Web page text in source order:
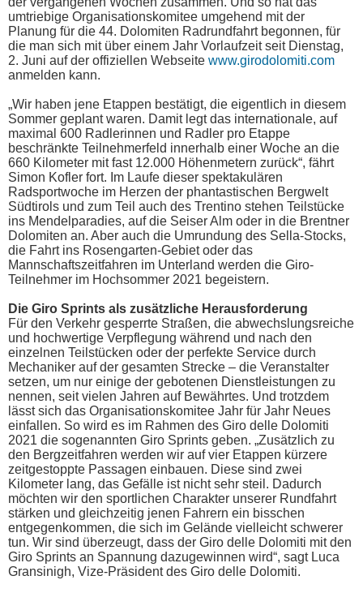
umtriebige Organisationskomitee umgehend mit der
Planung für die 44. Dolomiten Radrundfahrt begonnen, für
die man sich mit über einem Jahr Vorlaufzeit seit Dienstag,
2. Juni auf der offiziellen Webseite www.girodolomiti.com
anmelden kann.
„Wir haben jene Etappen bestätigt, die eigentlich in diesem
Sommer geplant waren. Damit legt das internationale, auf
maximal 600 Radlerinnen und Radler pro Etappe
beschränkte Teilnehmerfeld innerhalb einer Woche an die
660 Kilometer mit fast 12.000 Höhenmetern zurück“, fährt
Simon Kofler fort. Im Laufe dieser spektakulären
Radsportwoche im Herzen der phantastischen Bergwelt
Südtirols und zum Teil auch des Trentino stehen Teilstücke
ins Mendelparadies, auf die Seiser Alm oder in die Brentner
Dolomiten an. Aber auch die Umrundung des Sella-Stocks,
die Fahrt ins Rosengarten-Gebiet oder das
Mannschaftszeitfahren im Unterland werden die Giro-
Teilnehmer im Hochsommer 2021 begeistern.
Die Giro Sprints als zusätzliche Herausforderung
Für den Verkehr gesperrte Straßen, die abwechslungsreiche
und hochwertige Verpflegung während und nach den
einzelnen Teilstücken oder der perfekte Service durch
Mechaniker auf der gesamten Strecke – die Veranstalter
setzen, um nur einige der gebotenen Dienstleistungen zu
nennen, seit vielen Jahren auf Bewährtes. Und trotzdem
lässt sich das Organisationskomitee Jahr für Jahr Neues
einfallen. So wird es im Rahmen des Giro delle Dolomiti
2021 die sogenannten Giro Sprints geben. „Zusätzlich zu
den Bergzeitfahren werden wir auf vier Etappen kürzere
zeitgestoppte Passagen einbauen. Diese sind zwei
Kilometer lang, das Gefälle ist nicht sehr steil. Dadurch
möchten wir den sportlichen Charakter unserer Rundfahrt
stärken und gleichzeitig jenen Fahrern ein bisschen
entgegenkommen, die sich im Gelände vielleicht schwerer
tun. Wir sind überzeugt, dass der Giro delle Dolomiti mit den
Giro Sprints an Spannung dazugewinnen wird“, sagt Luca
Gransinigh, Vize-Präsident des Giro delle Dolomiti.